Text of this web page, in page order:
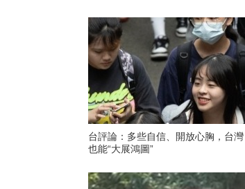
台評論：多些自信、開放心胸，台灣
也能“大展鴻圖”